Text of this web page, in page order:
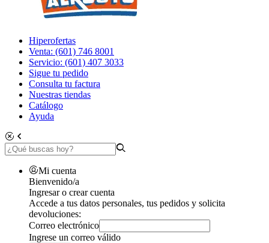
Hiperofertas
Venta: (601) 746 8001
Servicio: (601) 407 3033
Sigue tu pedido
Consulta tu factura
Nuestras tiendas
Catálogo
Ayuda
Mi cuenta
Bienvenido/a
Ingresar o crear cuenta
Accede a tus datos personales, tus pedidos y solicita
devoluciones:
Correo electrónico
Ingrese un correo válido